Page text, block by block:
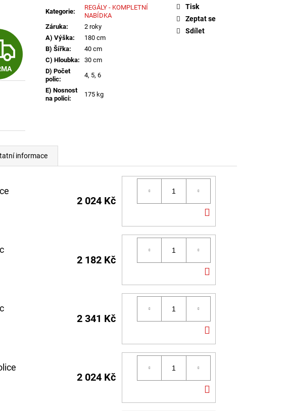
Kategorie:
REGÁLY - KOMPLETNÍ
NABÍDKA
Záruka:
2 roky
A) Výška:
180 cm
B) Šířka:
40 cm
C) Hloubka:
30 cm
D) Počet
polic:
4, 5, 6
E) Nosnost
na polici:
175 kg
Tisk
Zeptat se
Sdílet
Z
D
A
R
informace
2 024 Kč
KOŠÍKU
2 182 Kč
KOŠÍKU
2 341 Kč
KOŠÍKU
2 024 Kč
KOŠÍKU